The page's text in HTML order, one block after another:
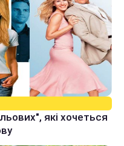
які хочеться